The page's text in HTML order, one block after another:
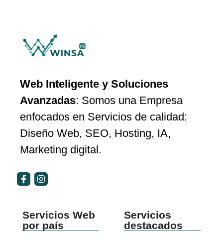
Web Inteligente y Soluciones
Avanzadas: Somos una Empresa
enfocados en Servicios de calidad:
Diseño Web, SEO, Hosting, IA,
Marketing digital.
Servicios Web
por país
Servicios
destacados